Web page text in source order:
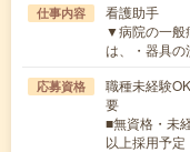
仕事内容
看護助手
▼病院の一般
は、・器具
応募資格
職種未経験
要
■無資格・未
以上採用予